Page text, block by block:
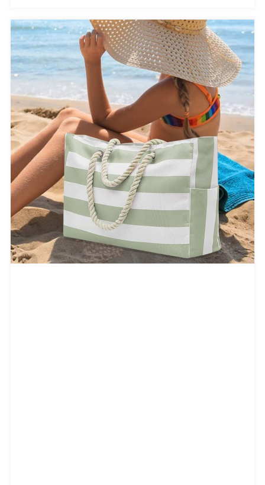
plus pratiques et plus élégants pour les explorateurs
d'aujourd'hui.